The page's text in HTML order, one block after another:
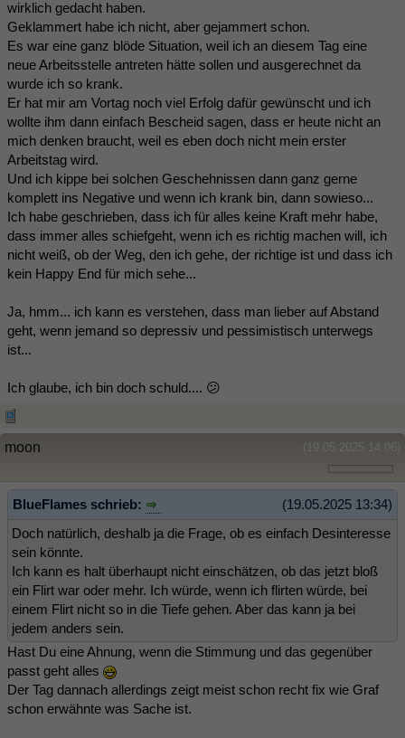
wirklich gedacht haben.
Geklammert habe ich nicht, aber gejammert schon.
Es war eine ganz blöde Situation, weil ich an diesem Tag eine
neue Arbeitsstelle antreten hätte sollen und ausgerechnet da
wurde ich so krank.
Er hat mir am Vortag noch viel Erfolg dafür gewünscht und ich
wollte ihm dann einfach Bescheid sagen, dass er heute nicht an
mich denken braucht, weil es eben doch nicht mein erster
Arbeitstag wird.
Und ich kippe bei solchen Geschehnissen dann ganz gerne
komplett ins Negative und wenn ich krank bin, dann sowieso...
Ich habe geschrieben, dass ich für alles keine Kraft mehr habe,
dass immer alles schiefgeht, wenn ich es richtig machen will, ich
nicht weiß, ob der Weg, den ich gehe, der richtige ist und dass ich
kein Happy End für mich sehe...
Ja, hmm... ich kann es verstehen, dass man lieber auf Abstand
geht, wenn jemand so depressiv und pessimistisch unterwegs
ist...
Ich glaube, ich bin doch schuld.... 😕
(19.05.2025 14:06)
moon
(19.05.2025 13:34)
BlueFlames schrieb:
Doch natürlich, deshalb ja die Frage, ob es einfach Desinteresse
sein könnte.
Ich kann es halt überhaupt nicht einschätzen, ob das jetzt bloß
ein Flirt war oder mehr. Ich würde, wenn ich flirten würde, bei
einem Flirt nicht so in die Tiefe gehen. Aber das kann ja bei
jedem anders sein.
Hast Du eine Ahnung, wenn die Stimmung und das gegenüber
passt geht alles
Der Tag dannach allerdings zeigt meist schon recht fix wie Graf
schon erwähnte was Sache ist.